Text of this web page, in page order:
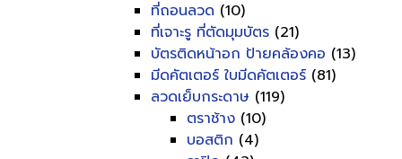
ที่ถอนลวด (10)
ที่เจาะรู ที่ตัดมุมบัตร (21)
บัตรติดหน้าอก ป้ายคล้องคอ (13)
มีดคัตเตอร์ ใบมีดคัตเตอร์ (81)
ลวดเย็บกระดาษ (119)
ตราช้าง (10)
บอสติก (4)